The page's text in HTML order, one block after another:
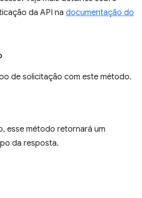
da API na documentação do
de solicitação com este método.
esse método retornará um
da resposta.